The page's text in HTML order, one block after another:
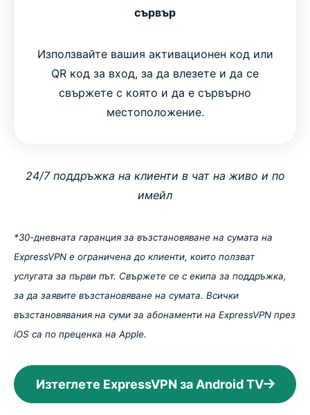
сървър
Използвайте вашия активационен код или
QR код за вход, за да влезете и да се
свържете с която и да е сървърно
местоположение.
24/7 поддръжка на клиенти в чат на живо и по
имейл
*30-дневната гаранция за възстановяване на сумата на
ExpressVPN е ограничена до клиенти, които ползват
услугата за първи път. Свържете се с екипа за поддръжка,
за да заявите възстановяване на сумата. Всички
възстановявания на суми за абонаменти на ExpressVPN през
iOS са по преценка на Apple.
Изтеглете ExpressVPN за Android TV